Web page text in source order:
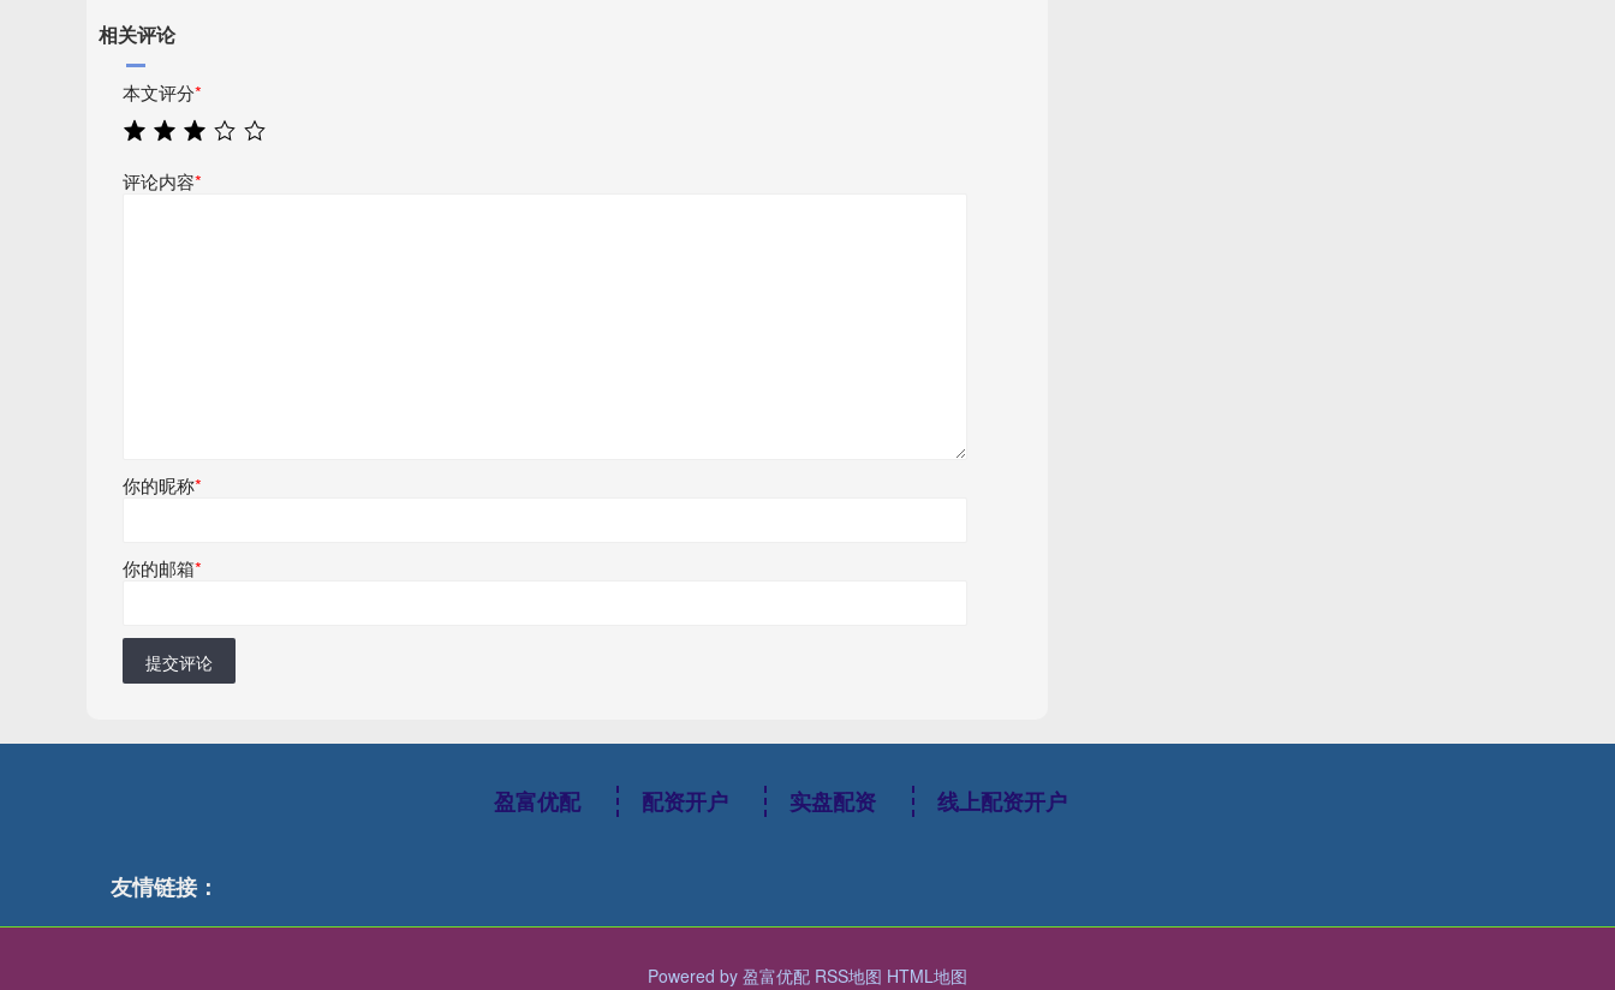
相关评论
本文评分*
评论内容*
你的昵称*
你的邮箱*
提交评论
盈富优配 配资开户 实盘配资 线上配资开户
友情链接：
Powered by 盈富优配 RSS地图 HTML地图